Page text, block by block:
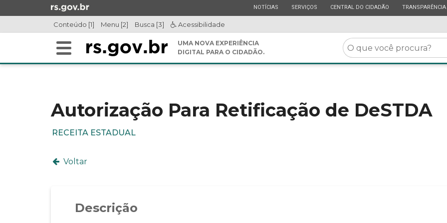
para
para
ESTADO
NOTÍCIAS ESTADO
SERVIÇOS ESTADO
CENTRAL DO CIDADÃO ESTADO
TRANSPARÊNCIA
Conteúdo [1] Menu [2] Busca [3] Acessibilidade
Alterna
UMA NOVA EXPERIÊNCIA
DIGITAL PARA O CIDADÃO.
O
que
você
Autorização Para Retificação de DeSTDA
RECEITA ESTADUAL
Voltar
Descrição